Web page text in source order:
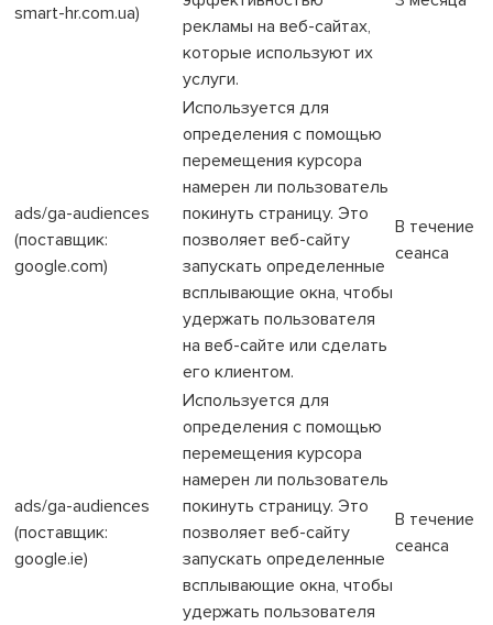
smart-hr.com.ua)
рекламы на веб-сайтах,
которые используют их
услуги.
ads/ga-audiences
(поставщик:
google.com)
Используется для
определения с помощью
перемещения курсора
намерен ли пользователь
покинуть страницу. Это
позволяет веб-сайту
запускать определенные
всплывающие окна, чтобы
удержать пользователя
на веб-сайте или сделать
его клиентом.
В течение
сеанса
ads/ga-audiences
(поставщик:
google.ie)
Используется для
определения с помощью
перемещения курсора
намерен ли пользователь
покинуть страницу. Это
позволяет веб-сайту
запускать определенные
всплывающие окна, чтобы
удержать пользователя
В течение
сеанса